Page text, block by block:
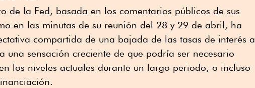
de la Fed, basada en los comentarios públicos de sus
en las minutas de su reunión del 28 y 29 de abril, ha
compartida de una bajada de las tasas de interés a
una sensación creciente de que podría ser necesario
los ⁠niveles actuales durante un largo periodo, o incluso